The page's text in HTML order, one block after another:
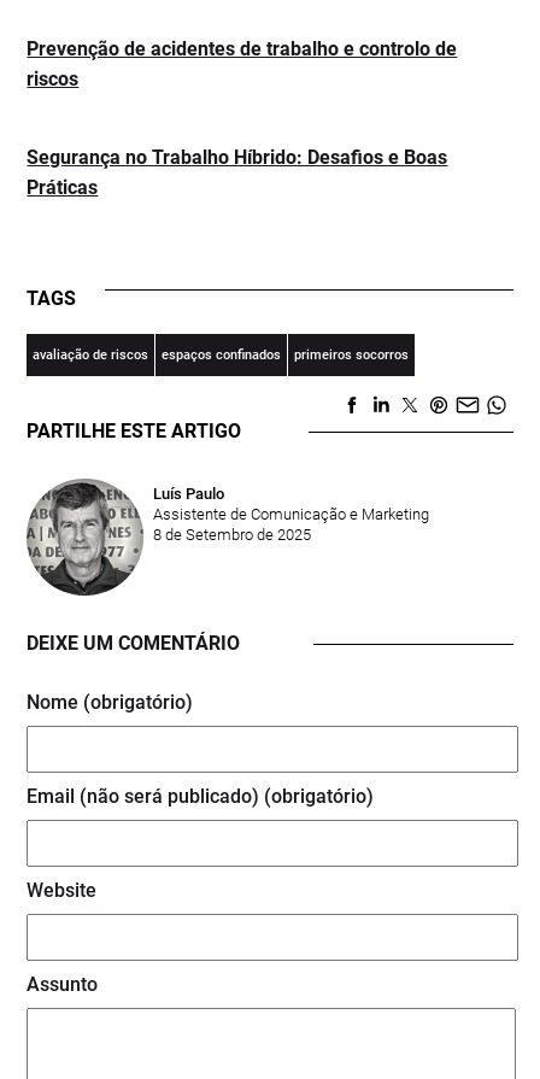
Prevenção de acidentes de trabalho e controlo de
riscos
Segurança no Trabalho Híbrido: Desafios e Boas
Práticas
TAGS
avaliação de riscos espaços confinados primeiros socorros
PARTILHE ESTE ARTIGO
Luís Paulo
Assistente de Comunicação e Marketing
8 de Setembro de 2025
DEIXE UM COMENTÁRIO
Nome (obrigatório)
Email (não será publicado) (obrigatório)
Website
Assunto